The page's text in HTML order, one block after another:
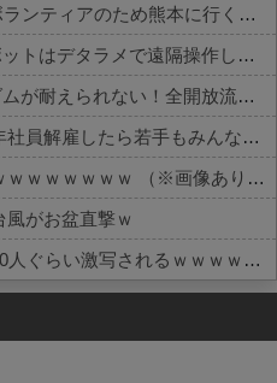
【悲報】へずまりゅう（35）ボランティアのため熊本に行くも体調不良で病院に行く
イーロン・マスク「中国のロボットはデタラメで遠隔操作してるだけ」
中国政府「台風１３号に三峡ダムが耐えられない！全開放流しろ！」⇒ 下流域の街が壊滅状態ｗｗｗｗｗ
【驚愕】 社長「役立たずの中年社員解雇したら若手もみんな辞めてしまった…」
【速報】 齋藤飛鳥さんの下着ｗｗｗｗｗｗｗｗ （※画像あり）
風がお盆直撃ｗ
【画像】 パパ活待機中の子が20人ぐらい激写されるｗｗｗｗｗｗｗｗｗｗｗ